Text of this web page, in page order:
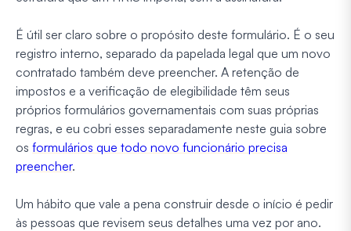
É útil ser claro sobre o propósito deste formulário. É o seu
registro interno, separado da papelada legal que um novo
contratado também deve preencher. A retenção de
impostos e a verificação de elegibilidade têm seus
próprios formulários governamentais com suas próprias
regras, e eu cobri esses separadamente neste guia sobre
os formulários que todo novo funcionário precisa
preencher.
Um hábito que vale a pena construir desde o início é pedir
às pessoas que revisem seus detalhes uma vez por ano.